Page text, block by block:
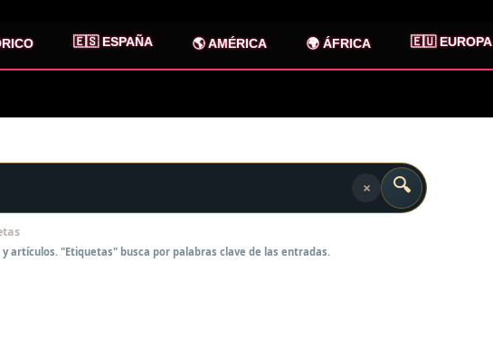
🇪🇸 ESPAÑA 🌎 AMÉRICA 🌍 ÁFRICA 🇪🇺 EUROPA
× 🔍
artículos. "Etiquetas" busca por palabras clave de las entradas.